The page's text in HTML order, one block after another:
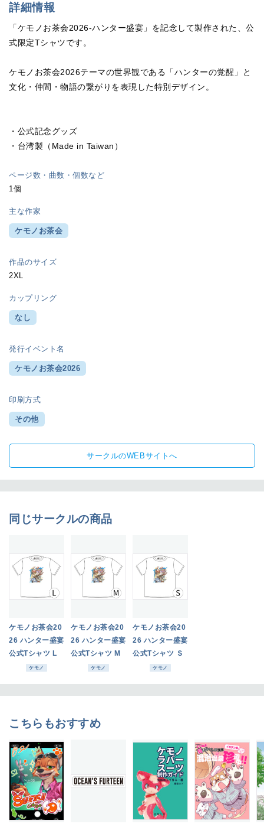
詳細情報
「ケモノお茶会2026-ハンター盛宴」を記念して製作された、公
式限定Tシャツです。
ケモノお茶会2026テーマの世界観である「ハンターの覚醒」と
文化・仲間・物語の繋がりを表現した特別デザイン。
・公式記念グッズ
・台湾製（Made in Taiwan）
ページ数・曲数・個数など
1個
主な作家
ケモノお茶会
作品のサイズ
2XL
カップリング
なし
発行イベント名
ケモノお茶会2026
印刷方式
その他
サークルのWEBサイトへ
同じサークルの商品
ケモノお茶会20
26 ハンター盛宴
公式Tシャツ L
ケモノ
ケモノお茶会20
26 ハンター盛宴
公式Tシャツ M
ケモノ
ケモノお茶会20
26 ハンター盛宴
公式Tシャツ Ｓ
ケモノ
こちらもおすすめ